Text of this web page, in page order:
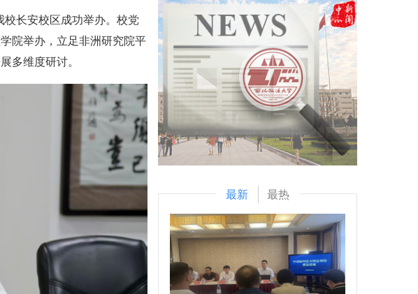
校长安校区成功举办。校党
院举办，立足非洲研究院平
多维度研讨。
最新 最热